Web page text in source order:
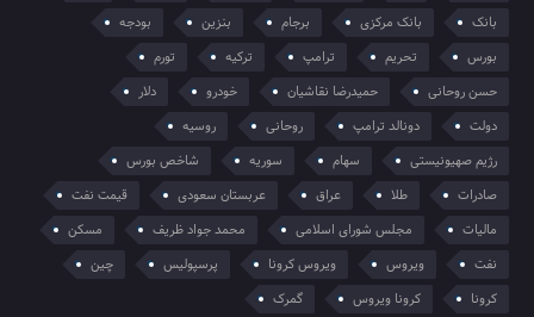
بانک
بانک مرکزی برجام بنزین
بودجه
بورس
تحریم ترامپ ترکیه
تورم
حسن روحانی
حمیدرضا نقاشیان خودرو
دلار
دولت
دونالد ترامپ روحانی
روسیه
رژیم صهیونیستی
سهام سوریه
شاخص بورس
صادرات
طلا عراق عربستان سعودی
قیمت نفت
مالیات
مجلس شورای اسلامی محمد جواد ظریف
مسکن
نفت
ویروس ویروس کرونا پرسپولیس
چین
کرونا
کرونا ویروس گمرک